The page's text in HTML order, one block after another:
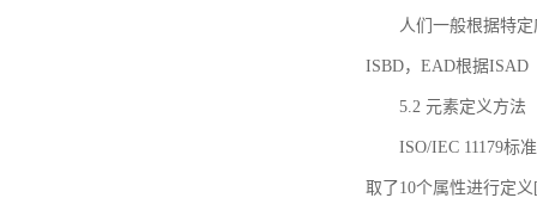
人们一般根据特
ISBD，EAD根据ISAD
5.2 元素定义方法
ISO/IEC 11179标
取了10个属性进行定